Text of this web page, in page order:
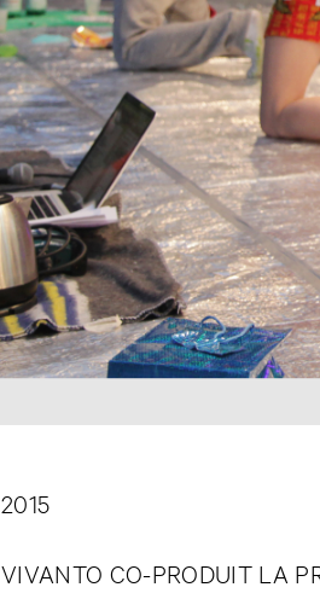
2015
VIVANTO CO-PRODUIT LA